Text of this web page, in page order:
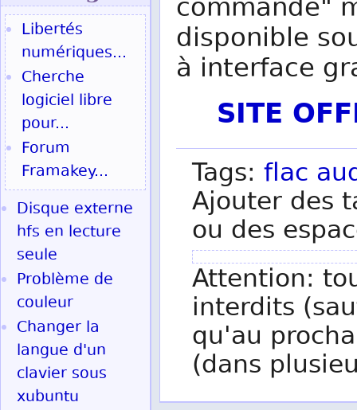
commande"
disponible
à interface
SITE
Tags: flac
Ajouter des
ou des
Attention:
interdits
qu'au
(dans
Libertés
numériques...
Cherche
logiciel libre
pour...
Forum
Framakey...
Disque externe
hfs en lecture
seule
Problème de
couleur
Changer la
langue d'un
clavier sous
xubuntu